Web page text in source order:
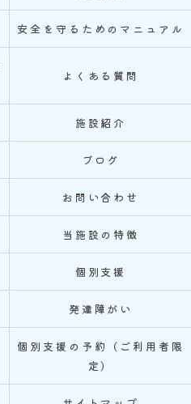
安全を守るためのマニュアル
よくある質問
施設紹介
ブログ
お問い合わせ
当施設の特徴
個別支援
発達障がい
個別支援の予約（ご利用者限
定）